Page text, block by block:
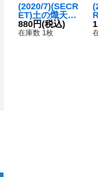
(2020/7)(SECR
ET)土の熾天使
ラムディエル(B
SC36収録)【X-
880円(税込)
在庫数 1枚